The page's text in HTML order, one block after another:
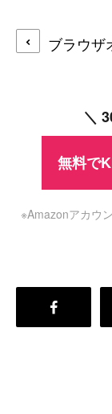
ブラウザ
＼
無料で
※Amazonアカウ